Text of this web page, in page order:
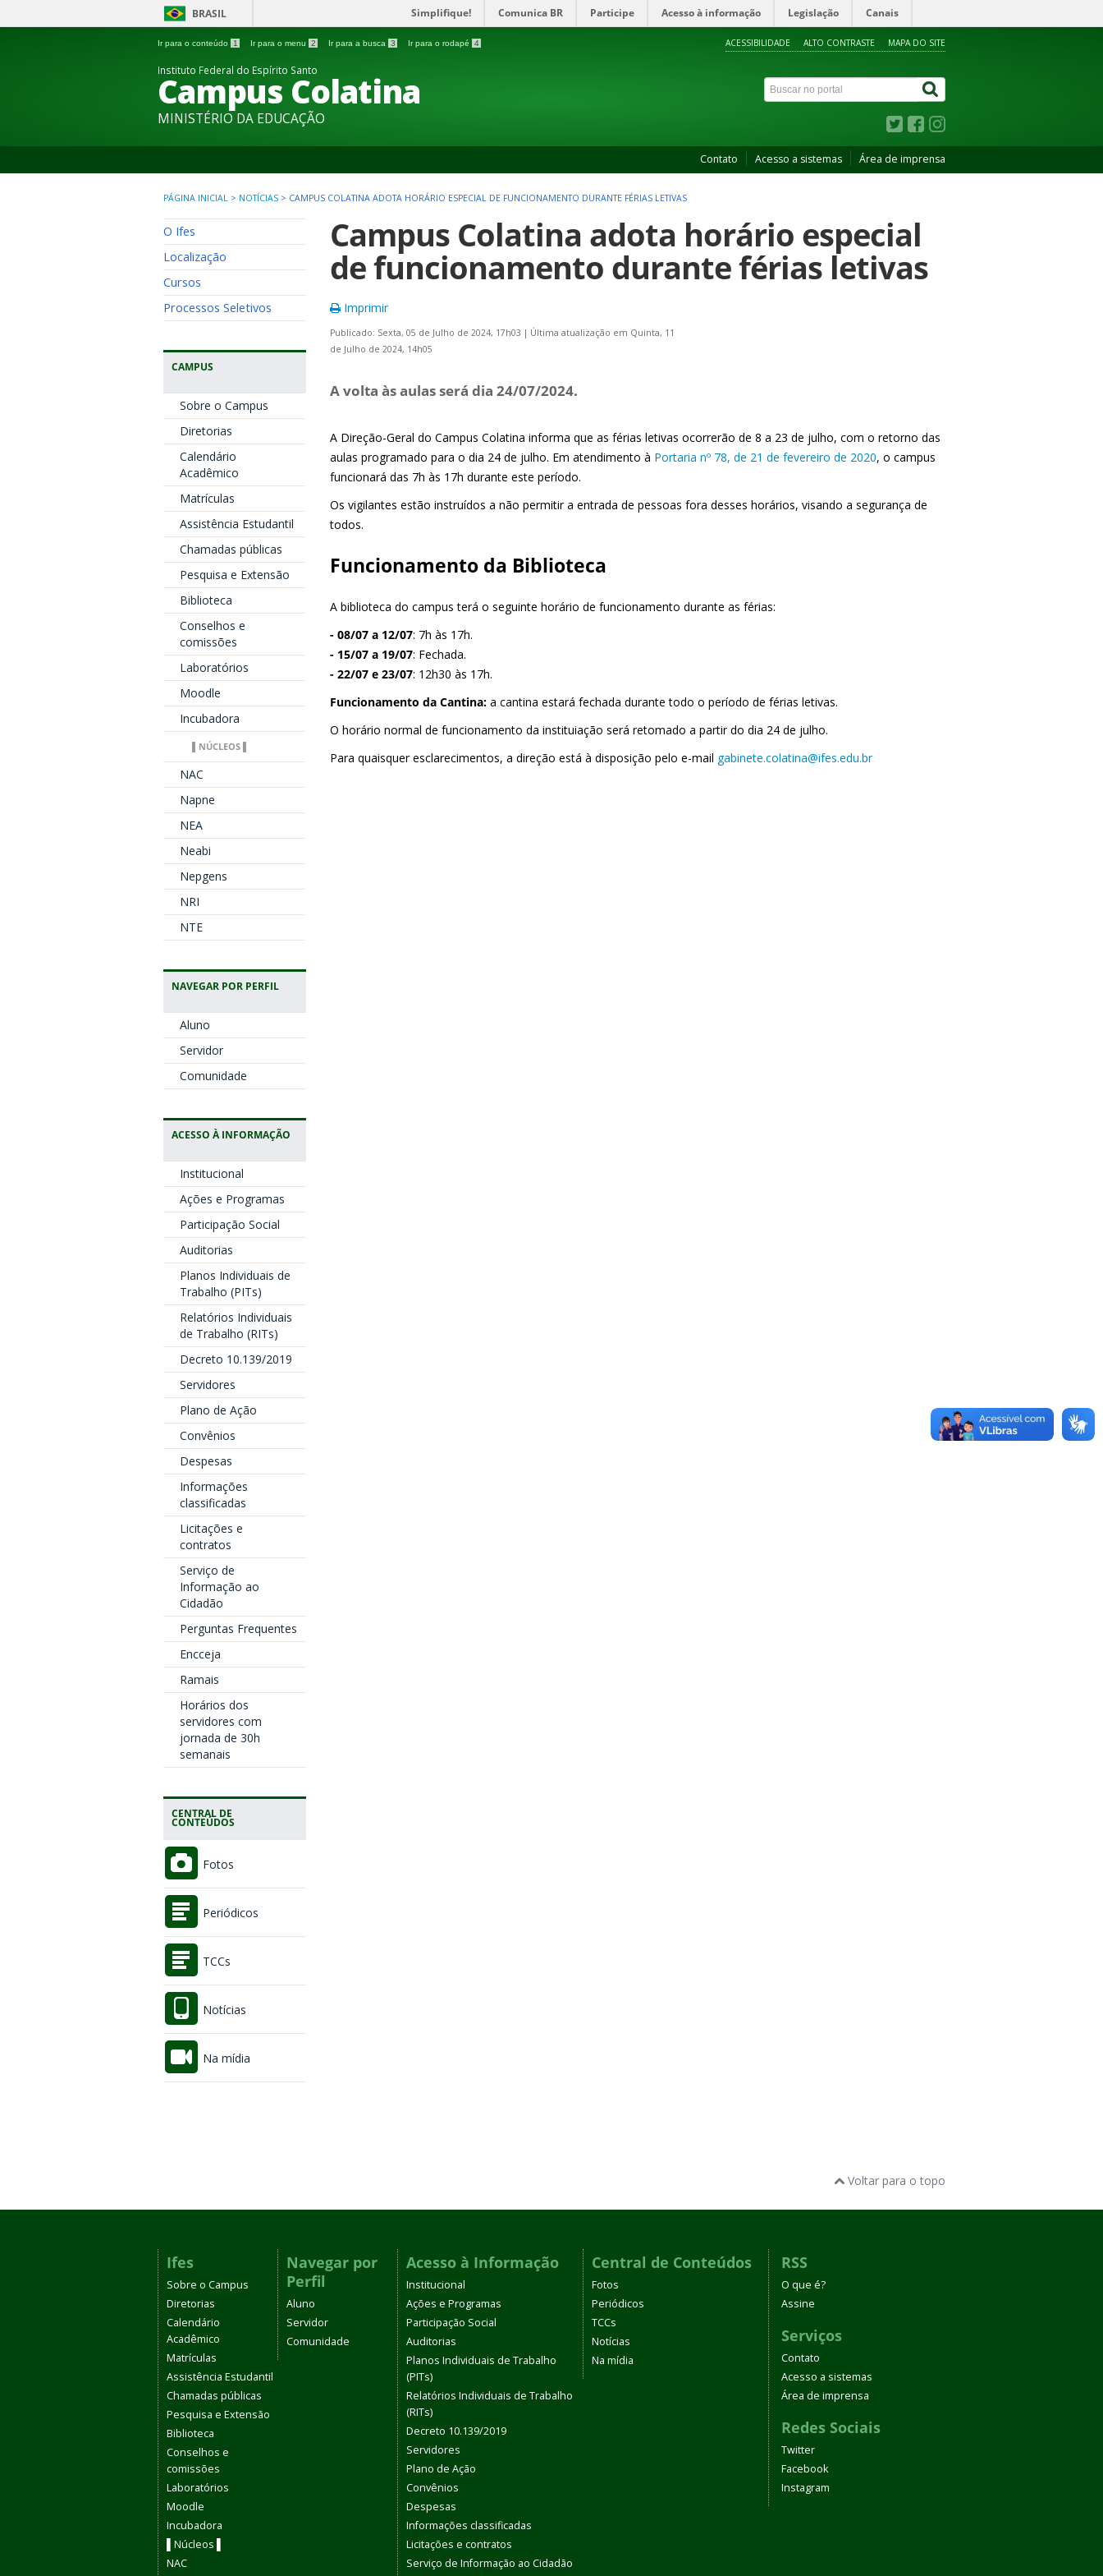
BRASIL Simplifique! Comunica BR Participe Acesso à informação Legislação Canais
Ir para o conteúdo 1 Ir para o menu 2 Ir para a busca 3 Ir para o rodapé 4 ACESSIBILIDADE ALTO CONTRASTE MAPA DO SITE
Instituto Federal do Espírito Santo
Campus Colatina
MINISTÉRIO DA EDUCAÇÃO
Contato Acesso a sistemas Área de imprensa
PÁGINA INICIAL > NOTÍCIAS > CAMPUS COLATINA ADOTA HORÁRIO ESPECIAL DE FUNCIONAMENTO DURANTE FÉRIAS LETIVAS
O Ifes
Localização
Cursos
Processos Seletivos
CAMPUS
Sobre o Campus
Diretorias
Calendário
Acadêmico
Matrículas
Assistência Estudantil
Chamadas públicas
Pesquisa e Extensão
Biblioteca
Conselhos e
comissões
Laboratórios
Moodle
Incubadora
▌NÚCLEOS ▌
NAC
Napne
NEA
Neabi
Nepgens
NRI
NTE
NAVEGAR POR PERFIL
Aluno
Servidor
Comunidade
ACESSO À INFORMAÇÃO
Institucional
Ações e Programas
Participação Social
Auditorias
Planos Individuais de
Trabalho (PITs)
Relatórios Individuais
de Trabalho (RITs)
Decreto 10.139/2019
Servidores
Plano de Ação
Convênios
Despesas
Informações
classificadas
Licitações e
contratos
Serviço de
Informação ao
Cidadão
Perguntas Frequentes
Encceja
Ramais
Horários dos
servidores com
jornada de 30h
semanais
CENTRAL DE
CONTEÚDOS
Fotos
Periódicos
TCCs
Notícias
Na mídia
Campus Colatina adota horário especial
de funcionamento durante férias letivas
Imprimir
Publicado: Sexta, 05 de Julho de 2024, 17h03 | Última atualização em Quinta, 11
de Julho de 2024, 14h05
A volta às aulas será dia 24/07/2024.
A Direção-Geral do Campus Colatina informa que as férias letivas ocorrerão de 8 a 23 de julho, com o retorno das
aulas programado para o dia 24 de julho. Em atendimento à Portaria nº 78, de 21 de fevereiro de 2020, o campus
funcionará das 7h às 17h durante este período.
Os vigilantes estão instruídos a não permitir a entrada de pessoas fora desses horários, visando a segurança de
todos.
Funcionamento da Biblioteca
A biblioteca do campus terá o seguinte horário de funcionamento durante as férias:
- 08/07 a 12/07: 7h às 17h.
- 15/07 a 19/07: Fechada.
- 22/07 e 23/07: 12h30 às 17h.
Funcionamento da Cantina: a cantina estará fechada durante todo o período de férias letivas.
O horário normal de funcionamento da instituiação será retomado a partir do dia 24 de julho.
Para quaisquer esclarecimentos, a direção está à disposição pelo e-mail gabinete.colatina@ifes.edu.br
Voltar para o topo
Ifes
Sobre o Campus
Diretorias
Calendário
Acadêmico
Matrículas
Assistência Estudantil
Chamadas públicas
Pesquisa e Extensão
Biblioteca
Conselhos e
comissões
Laboratórios
Moodle
Incubadora
▌Núcleos ▌
NAC
Navegar por
Perfil
Aluno
Servidor
Comunidade
Acesso à Informação
Institucional
Ações e Programas
Participação Social
Auditorias
Planos Individuais de Trabalho
(PITs)
Relatórios Individuais de Trabalho
(RITs)
Decreto 10.139/2019
Servidores
Plano de Ação
Convênios
Despesas
Informações classificadas
Licitações e contratos
Serviço de Informação ao Cidadão
Central de Conteúdos
Fotos
Periódicos
TCCs
Notícias
Na mídia
RSS
O que é?
Assine
Serviços
Contato
Acesso a sistemas
Área de imprensa
Redes Sociais
Twitter
Facebook
Instagram